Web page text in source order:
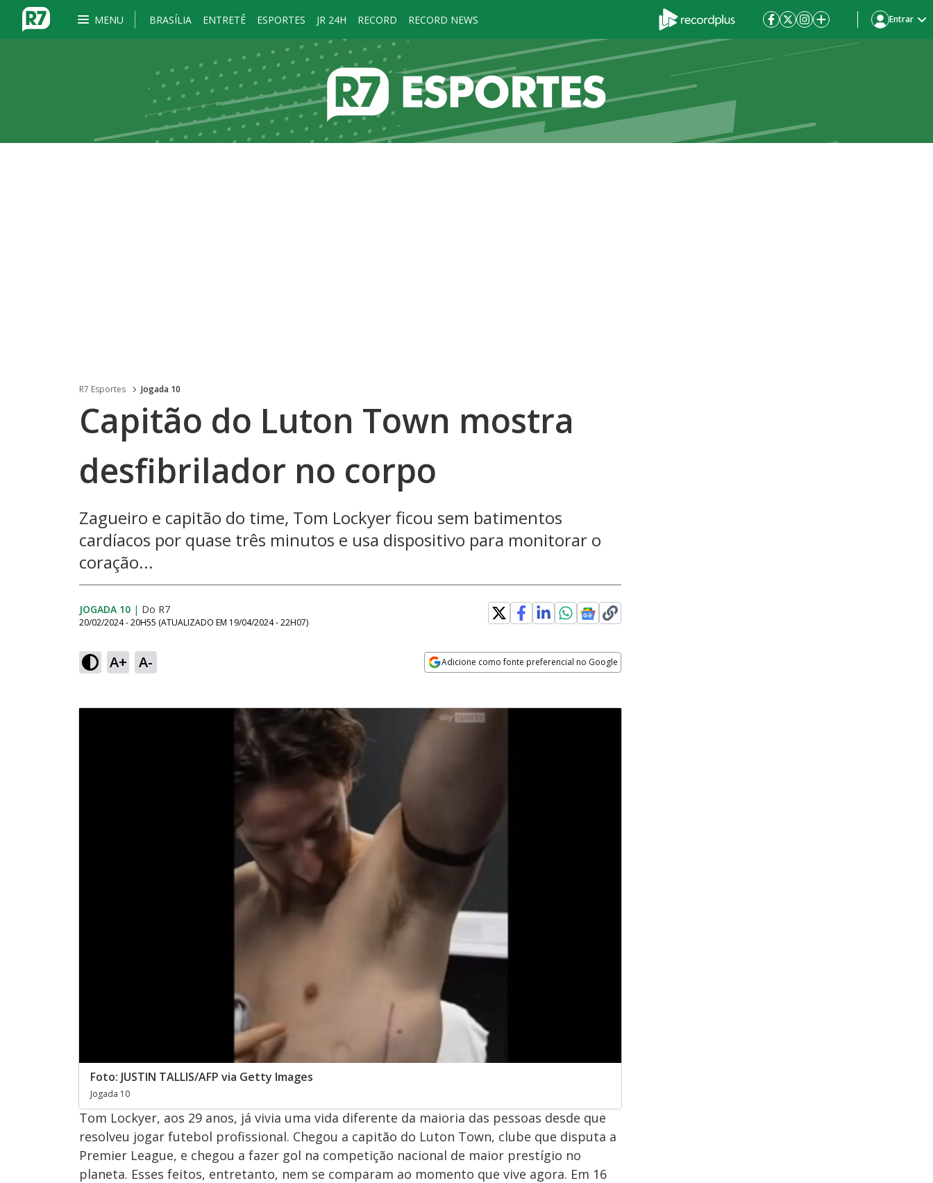
MENU BRASÍLIA ENTRETÊ ESPORTES JR 24H RECORD RECORD NEWS Entrar
R7 Esportes Jogada 10
Capitão do Luton Town mostra
desfibrilador no corpo
Zagueiro e capitão do time, Tom Lockyer ficou sem batimentos
cardíacos por quase três minutos e usa dispositivo para monitorar o
coração...
JOGADA 10 | Do R7
20/02/2024 - 20H55 (ATUALIZADO EM 19/04/2024 - 22H07)
A+ A- Adicione como fonte preferencial no Google
Foto: JUSTIN TALLIS/AFP via Getty Images
Jogada 10
Tom Lockyer, aos 29 anos, já vivia uma vida diferente da maioria das pessoas desde que
resolveu jogar futebol profissional. Chegou a capitão do Luton Town, clube que disputa a
Premier League, e chegou a fazer gol na competição nacional de maior prestígio no
planeta. Esses feitos, entretanto, nem se comparam ao momento que vive agora. Em 16